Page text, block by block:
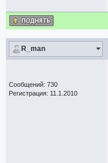
R_man
Сообщений: 730
Регистрация: 11.1.2010